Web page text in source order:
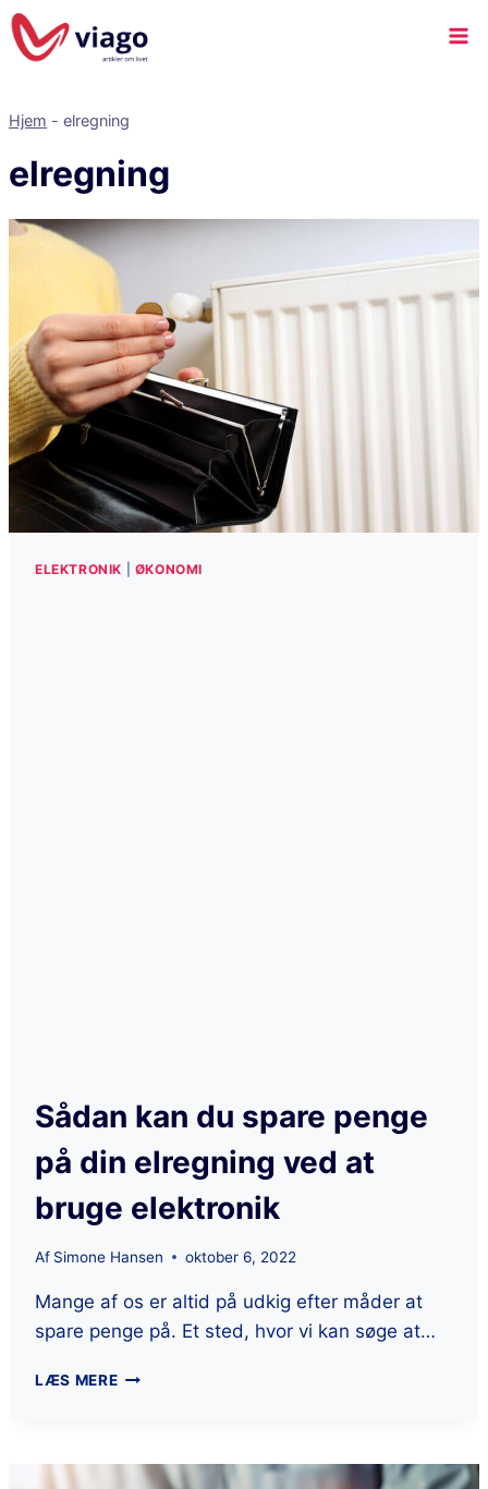
Hjem - elregning
elregning
ELEKTRONIK ØKONOMI
Sådan kan du spare penge
på din elregning ved at
bruge elektronik
Af Simone Hansen oktober 6, 2022
Mange af os er altid på udkig efter måder at
spare penge på. Et sted, hvor vi kan søge at…
LÆS MERE